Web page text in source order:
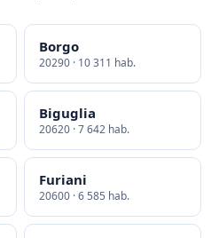
Borgo
20290 · 10 311 hab.
Biguglia
20620 · 7 642 hab.
Furiani
20600 · 6 585 hab.